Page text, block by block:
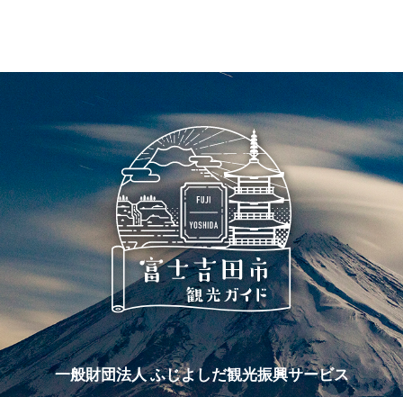
一般財団法人 ふじよしだ観光振興サービス